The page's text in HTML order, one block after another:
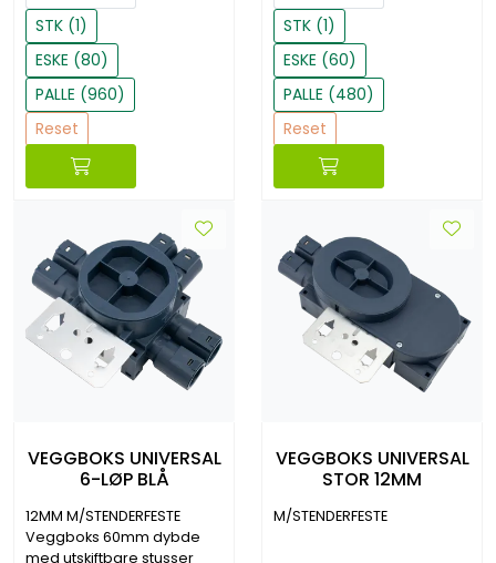
STK (1)
ESKE (80)
PALLE (960)
Reset
STK (1)
ESKE (60)
PALLE (480)
Reset
VEGGBOKS UNIVERSAL
6-LØP BLÅ
12MM M/STENDERFESTE
Veggboks 60mm dybde
med utskiftbare stusser
VEGGBOKS UNIVERSAL
STOR 12MM
M/STENDERFESTE